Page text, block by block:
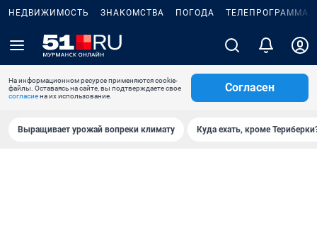
НЕДВИЖИМОСТЬ ЗНАКОМСТВА ПОГОДА ТЕЛЕПРОГРАММА
На информационном ресурсе применяются cookie-
файлы. Оставаясь на сайте, вы подтверждаете свое
согласиена их использование.
Согласен
Выращивает урожай вопреки климату Куда ехать, кроме